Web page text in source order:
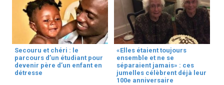
Secouru et chéri : le
parcours d’un étudiant pour
devenir père d’un enfant en
détresse
«Elles étaient toujours
ensemble et ne se
séparaient jamais» : ces
jumelles célèbrent déjà leur
100e anniversaire